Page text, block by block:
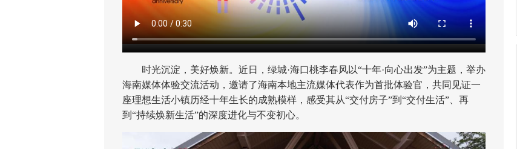
时光沉淀，美好焕新。近日，绿城·海口桃李春风以“十年·向心出发”为主题，举办
海南媒体体验交流活动，邀请了海南本地主流媒体代表作为首批体验官，共同见证一
座理想生活小镇历经十年生长的成熟模样，感受其从“交付房子”到“交付生活”、再
到“持续焕新生活”的深度进化与不变初心。